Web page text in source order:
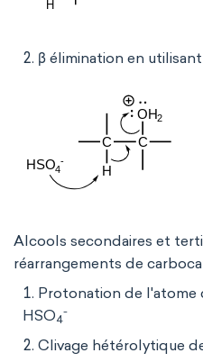
β élimination en
Alcools secondaires et
réarrangements de
Protonation de l'atome
HSO4
-
Clivage hétérolytique